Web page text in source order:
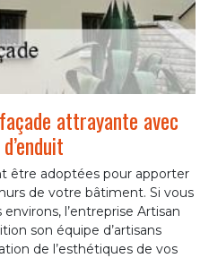
attrayante avec
être adoptées pour apporter
de votre bâtiment. Si vous
l’entreprise Artisan
son équipe d’artisans
de l’esthétiques de vos